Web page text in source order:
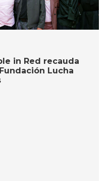
in Red recauda
Lucha